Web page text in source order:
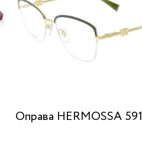
Оправа HERMOSSA